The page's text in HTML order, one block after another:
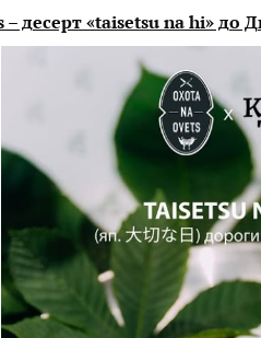
– десерт «taisetsu na hi» до